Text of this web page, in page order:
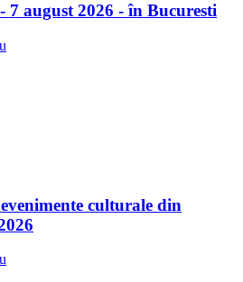
7 august 2026 - în Bucuresti
culturale din